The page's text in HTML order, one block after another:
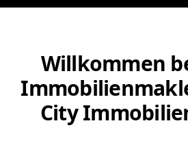
Willkommen
City